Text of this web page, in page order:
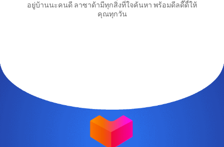
อยู่บ้านนะคนดี ลาซาด้ามีทุกสิ่งที่ใจค้นหา พร้อมดีลดี๊ดี้ให้
คุณทุกวัน